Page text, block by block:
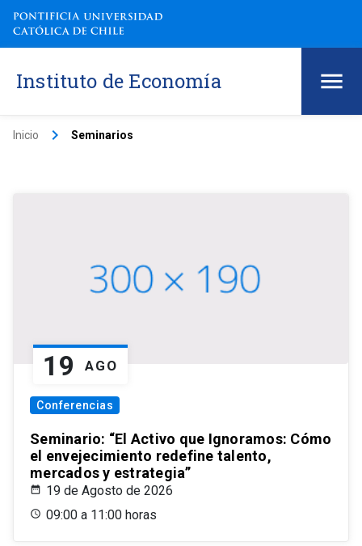
Instituto de Economía
Inicio keyboard_arrow_right Seminarios
19 AGO
Conferencias
Seminario: “El Activo que Ignoramos: Cómo
el envejecimiento redefine talento,
mercados y estrategia”
19 de Agosto de 2026
09:00 a 11:00 horas